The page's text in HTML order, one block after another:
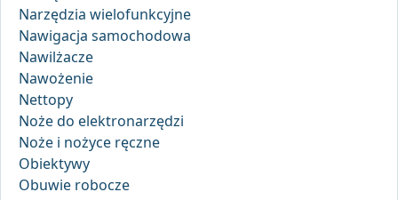
Narzędzia wielofunkcyjne
Nawigacja samochodowa
Nawilżacze
Nawożenie
Nettopy
Noże do elektronarzędzi
Noże i nożyce ręczne
Obiektywy
Obuwie robocze